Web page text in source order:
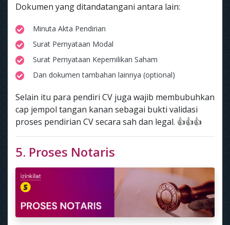
Dokumen yang ditandatangani antara lain:
Minuta Akta Pendirian
Surat Pernyataan Modal
Surat Pernyataan Kepemilikan Saham
Dan dokumen tambahan lainnya (optional)
Selain itu para pendiri CV juga wajib membubuhkan
cap jempol tangan kanan sebagai bukti validasi
proses pendirian CV secara sah dan legal. 👍👍👍
5. Proses Notaris